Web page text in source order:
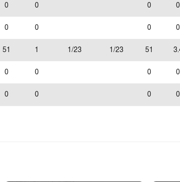
0 0 0 0
0 0 0 0
51 1 1/23 1/23 51
0 0 0 0
0 0 0 0